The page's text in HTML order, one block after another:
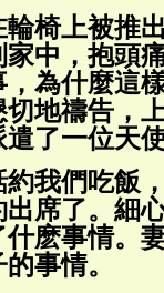
椅上被推
中，抱頭
為什麼這
地禱告，
了一位天
我們吃飯
席了。細
麽事情。
事情。